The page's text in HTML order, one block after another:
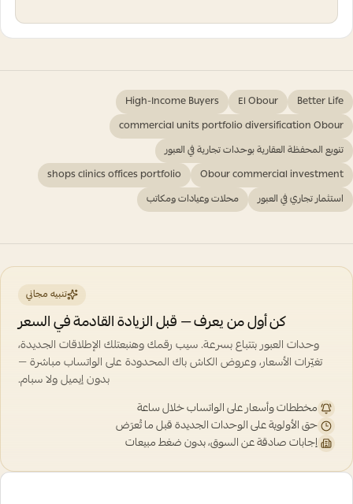
Better Life
El Obour
High-Income Buyers
commercial units portfolio diversification Obour
تنويع المحفظة العقارية بوحدات تجارية في العبور
Obour commercial investment
shops clinics offices portfolio
استثمار تجاري في العبور
محلات وعيادات ومكاتب
تنبيه مجاني
كن أول من يعرف — قبل الزيادة القادمة في السعر
وحدات العبور بتتباع بسرعة. سيب رقمك وهنبعتلك الإطلاقات الجديدة،
تغيّرات الأسعار، وعروض الكاش باك المحدودة على الواتساب مباشرة —
بدون إيميل ولا سبام.
مخططات وأسعار على الواتساب خلال ساعة
حق الأولوية على الوحدات الجديدة قبل ما تُعرَض
إجابات صادقة عن السوق، بدون ضغط مبيعات